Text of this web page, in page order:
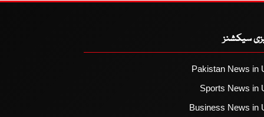
سیکشنز
Pakistan News in
Sports News in
Business News in